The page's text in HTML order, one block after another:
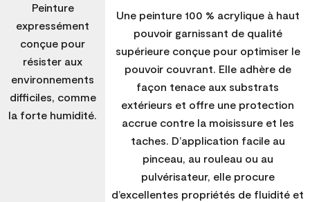
Peinture
expressément
conçue pour
résister aux
environnements
difficiles, comme
la forte humidité.
Une peinture 100 % acrylique à haut
pouvoir garnissant de qualité
supérieure conçue pour optimiser le
pouvoir couvrant. Elle adhère de
façon tenace aux substrats
extérieurs et offre une protection
accrue contre la moisissure et les
taches. D’application facile au
pinceau, au rouleau ou au
pulvérisateur, elle procure
d’excellentes propriétés de fluidité et